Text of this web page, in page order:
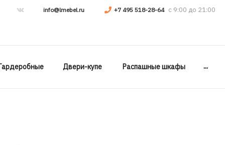
info@lmebel.ru +7 495 518-28-64
Двери-купе Распашные шкафы ...